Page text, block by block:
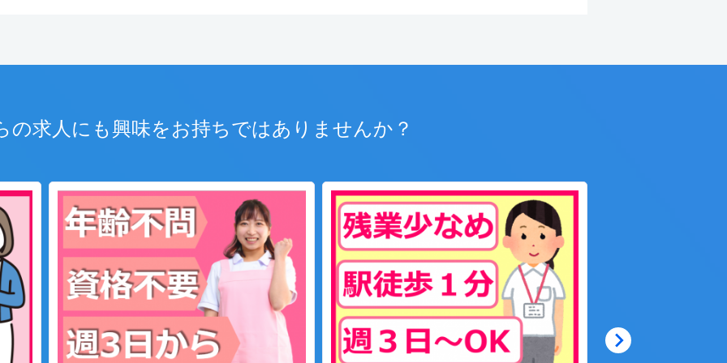
の求人にも興味をお持ちではありませんか？
